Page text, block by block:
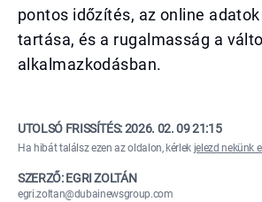
pontos időzítés, az online
tartása, és a rugalmasság a
alkalmazkodásban.
UTOLSÓ FRISSÍTÉS:2026. 02. 09 21:15
Ha hibát találsz ezen az oldalon, kérlek jelezd nekünk
SZERZŐ: EGRI ZOLTÁN
egri.zoltan@dubainewsgroup.com